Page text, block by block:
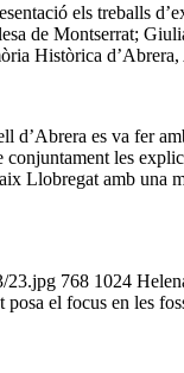
els treballs
de Montserrat;
Històrica
d’Abrera es va fer
les
Llobregat amb una
23.jpg 768 1024
el focus en les